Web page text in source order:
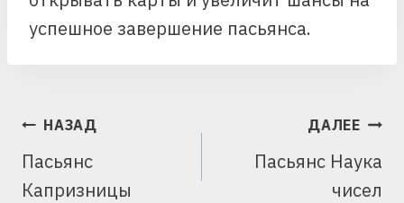
успешное завершение пасьянса.
НАВИГАЦИЯ
ЗАПИСЯМ
НАЗАД
Пасьянс
Капризницы
ДАЛЕЕ
Пасьянс Наука
чисел